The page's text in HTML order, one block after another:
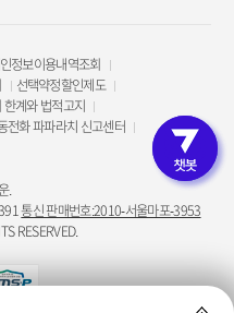
고객인증
정보이용내역조회
선택약정할인제도
한계와 법적고지
전화 파파라치 신고센터
.
통신 판매번호:2010-서울마포-3953
RESERVED.